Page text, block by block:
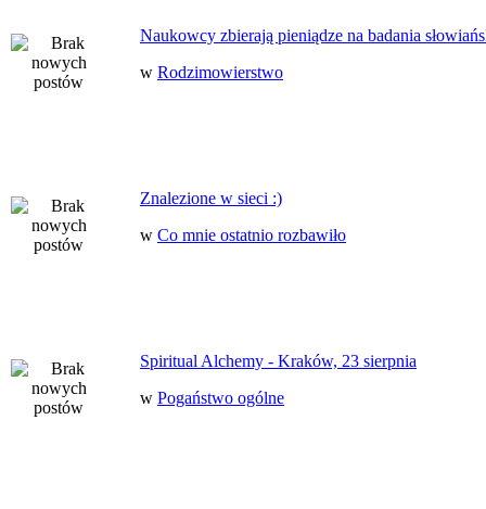
Naukowcy zbierają pieniądze na badania
w Rodzimowierstwo
Znalezione w sieci :)
w Co mnie ostatnio rozbawiło
Spiritual Alchemy - Kraków, 23 sierpnia
w Pogaństwo ogólne